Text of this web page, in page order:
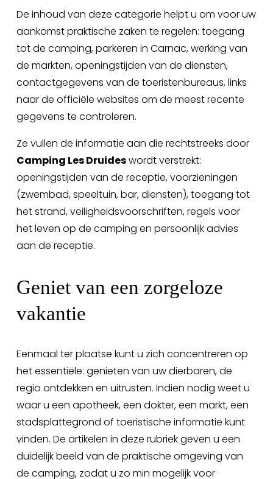
De inhoud van deze categorie helpt u om voor uw
aankomst praktische zaken te regelen: toegang
tot de camping, parkeren in Carnac, werking van
de markten, openingstijden van de diensten,
contactgegevens van de toeristenbureaus, links
naar de officiële websites om de meest recente
gegevens te controleren.
Ze vullen de informatie aan die rechtstreeks door
Camping Les Druides wordt verstrekt:
openingstijden van de receptie, voorzieningen
(zwembad, speeltuin, bar, diensten), toegang tot
het strand, veiligheidsvoorschriften, regels voor
het leven op de camping en persoonlijk advies
aan de receptie.
Geniet van een zorgeloze
vakantie
Eenmaal ter plaatse kunt u zich concentreren op
het essentiële: genieten van uw dierbaren, de
regio ontdekken en uitrusten. Indien nodig weet u
waar u een apotheek, een dokter, een markt, een
stadsplattegrond of toeristische informatie kunt
vinden. De artikelen in deze rubriek geven u een
duidelijk beeld van de praktische omgeving van
de camping, zodat u zo min mogelijk voor